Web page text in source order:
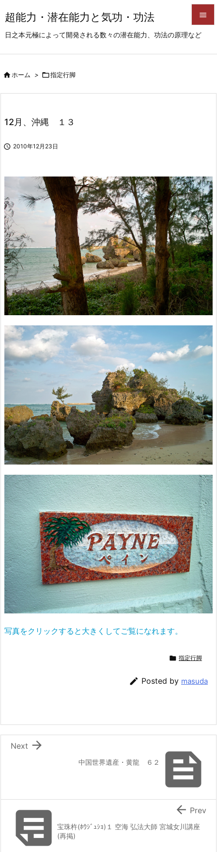
超能力・潜在能力と気功・功法
日之本元極によって開発される数々の潜在能力、功法の原理など


前へ
ホーム > 指定行脚
12月、沖縄 １３
 2010年12月23日
写真をクリックすると大きくしてご覧になれます。
 指定行脚
 Posted by masuda

中国世界遺産・黄龍 ６２

Next
宝珠杵(ﾎｳｼﾞｭｼｮ)１ 空海 弘法大師 宮城女川講座
(再掲)
 Prev